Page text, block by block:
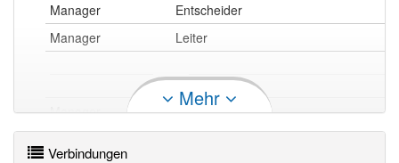
Manager
Entscheider
Manager
Leiter
Manager
Promoter
Mehr
Verbindungen